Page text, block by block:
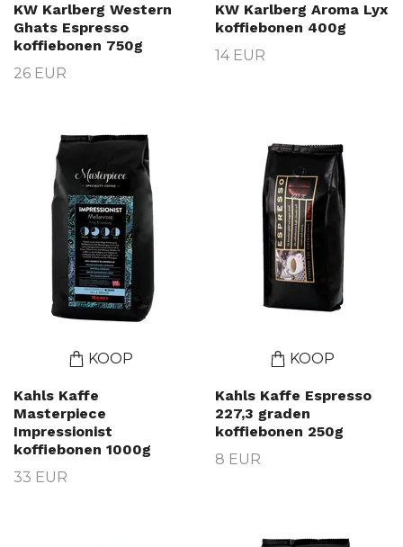
KW Karlberg Western
Ghats Espresso
koffiebonen 750g
26 EUR
KW Karlberg Aroma Lyx
koffiebonen 400g
14 EUR
KOOP
Kahls Kaffe
Masterpiece
Impressionist
koffiebonen 1000g
33 EUR
KOOP
Kahls Kaffe Espresso
227,3 graden
koffiebonen 250g
8 EUR